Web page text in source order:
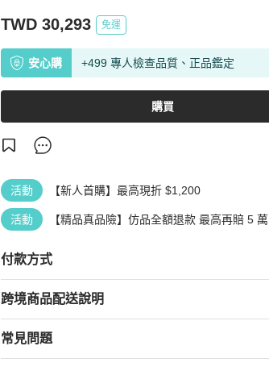
TWD 30,293 免運
安心購 +499 專人檢查品質、正品鑑定
購買
活動 【新人首購】最高現折 $1,200
活動 【精品真品險】仿品全額退款 最高再賠 5 萬
付款方式
跨境商品配送說明
常見問題